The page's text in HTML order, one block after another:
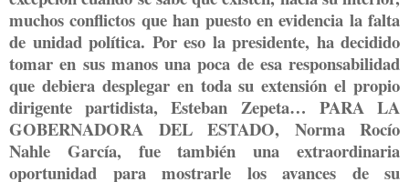
muchos conflictos que han puesto en evidencia la falta
de unidad política. Por eso la presidente, ha decidido
tomar en sus manos una poca de esa responsabilidad
que debiera desplegar en toda su extensión el propio
dirigente partidista, Esteban Zepeta… PARA LA
GOBERNADORA DEL ESTADO, Norma Rocío
Nahle García, fue también una extraordinaria
oportunidad para mostrarle los avances de su